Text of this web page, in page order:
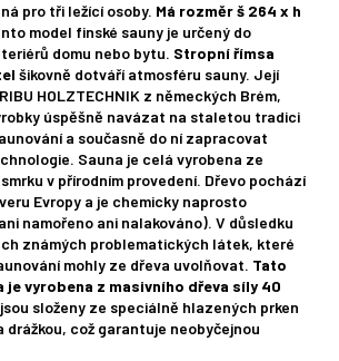
pro tři ležící osoby. Má rozměr š 264 x h
model finské sauny je určený do
domu nebo bytu. Stropní římsa
šikovně dotváří atmosféru sauny. Její
HOLZTECHNIK z německých Brém,
úspěšně navázat na staletou tradici
a současně do ní zapracovat
Sauna je celá vyrobena ze
v přírodním provedení. Dřevo pochází
Evropy a je chemicky naprosto
namořeno ani nalakováno). V důsledku
známých problematických látek, které
mohly ze dřeva uvolňovat. Tato
je vyrobena z masivního dřeva síly 40
složeny ze speciálně hlazených prken
drážkou, což garantuje neobyčejnou